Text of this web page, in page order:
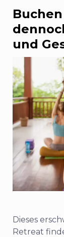
und
Dieses
Retreat